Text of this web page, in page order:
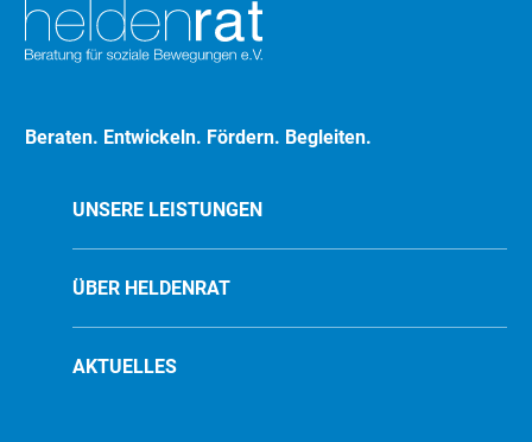
Beraten. Entwickeln. Fördern. Begleiten.
UNSERE LEISTUNGEN
ÜBER HELDENRAT
AKTUELLES